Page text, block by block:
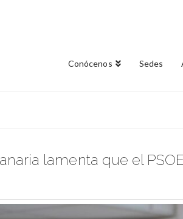
Conócenos Sedes
lamenta que el